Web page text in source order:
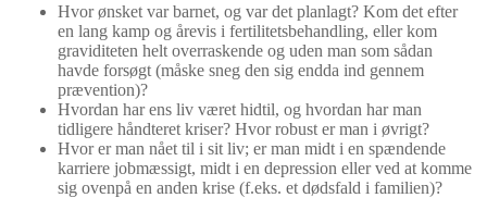
Hvor ønsket var barnet, og var det planlagt? Kom det efter
en lang kamp og årevis i fertilitetsbehandling, eller kom
graviditeten helt overraskende og uden man som sådan
havde forsøgt (måske sneg den sig endda ind gennem
prævention)?
Hvordan har ens liv været hidtil, og hvordan har man
tidligere håndteret kriser? Hvor robust er man i øvrigt?
Hvor er man nået til i sit liv; er man midt i en spændende
karriere jobmæssigt, midt i en depression eller ved at komme
sig ovenpå en anden krise (f.eks. et dødsfald i familien)?